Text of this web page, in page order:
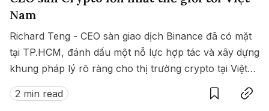
Nam
Richard Teng - CEO sàn giao dịch Binance đã có mặt
tại TP.HCM, đánh dấu một nỗ lực hợp tác và xây dựng
khung pháp lý rõ ràng cho thị trường crypto tại Việt
Nam.
2 min read
SaveCopy link